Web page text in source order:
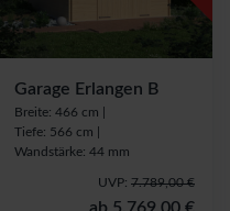
Garage Erlangen B
Breite: 466 cm |
Tiefe: 566 cm |
Wandstärke: 44 mm
UVP: 7.789,00 €